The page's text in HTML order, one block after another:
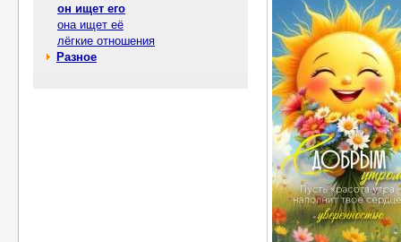
он ищет его
она ищет её
лёгкие отношения
Разное